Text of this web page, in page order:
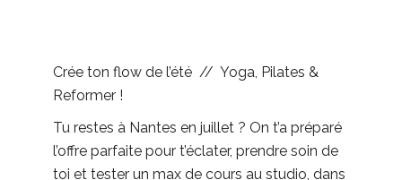
Crée ton flow de l’été // Yoga, Pilates &
Reformer !
Tu restes à Nantes en juillet ? On t’a préparé
l’offre parfaite pour t’éclater, prendre soin de
toi et tester un max de cours au studio, dans